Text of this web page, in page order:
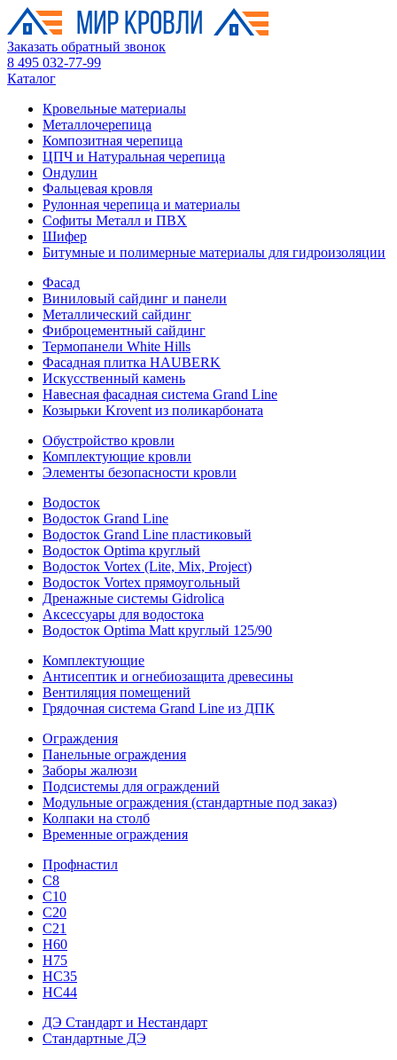
Заказать обратный звонок
8 495 032-77-99
Каталог
Кровельные материалы
Металлочерепица
Композитная черепица
ЦПЧ и Натуральная черепица
Ондулин
Фальцевая кровля
Рулонная черепица и материалы
Софиты Металл и ПВХ
Шифер
Битумные и полимерные материалы для гидроизоляции
Фасад
Виниловый сайдинг и панели
Металлический сайдинг
Фиброцементный сайдинг
Термопанели White Hills
Фасадная плитка HAUBERK
Искусственный камень
Навесная фасадная система Grand Line
Козырьки Krovent из поликарбоната
Обустройство кровли
Комплектующие кровли
Элементы безопасности кровли
Водосток
Водосток Grand Line
Водосток Grand Line пластиковый
Водосток Optima круглый
Водосток Vortex (Lite, Mix, Project)
Водосток Vortex прямоугольный
Дренажные системы Gidrolica
Аксессуары для водостока
Водосток Optima Matt круглый 125/90
Комплектующие
Антисептик и огнебиозащита древесины
Вентиляция помещений
Грядочная система Grand Line из ДПК
Ограждения
Панельные ограждения
Заборы жалюзи
Подсистемы для ограждений
Модульные ограждения (стандартные под заказ)
Колпаки на столб
Временные ограждения
Профнастил
С8
С10
С20
С21
H60
H75
HС35
НС44
ДЭ Стандарт и Нестандарт
Стандартные ДЭ